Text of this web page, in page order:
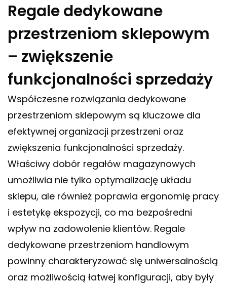
Regale dedykowane
przestrzeniom sklepowym
– zwiększenie
funkcjonalności sprzedaży
Współczesne rozwiązania dedykowane
przestrzeniom sklepowym są kluczowe dla
efektywnej organizacji przestrzeni oraz
zwiększenia funkcjonalności sprzedaży.
Właściwy dobór regałów magazynowych
umożliwia nie tylko optymalizację układu
sklepu, ale również poprawia ergonomię pracy
i estetykę ekspozycji, co ma bezpośredni
wpływ na zadowolenie klientów. Regale
dedykowane przestrzeniom handlowym
powinny charakteryzować się uniwersalnością
oraz możliwością łatwej konfiguracji, aby były